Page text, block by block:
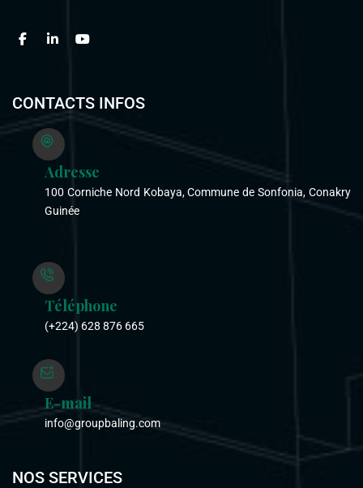
CONTACTS INFOS
Adresse
100 Corniche Nord Kobaya, Commune de Sonfonia, Conakry
Guinée
Téléphone
(+224) 628 876 665
E-mail
info@groupbaling.com
NOS SERVICES